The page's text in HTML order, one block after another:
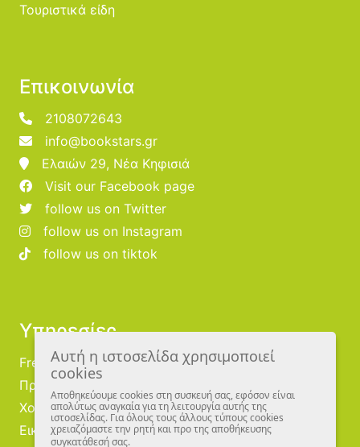
Τουριστικά είδη
Επικοινωνία
2108072643
info@bookstars.gr
Ελαιών 29, Νέα Κηφισιά
Visit our Facebook page
follow us on Twitter
follow us on Instagram
follow us on tiktok
Υπηρεσίες
Free Publishing
Προμηθευτές
Χονδρική
Εικονογράφοι
Αυτή η ιστοσελίδα χρησιμοποιεί
cookies
Αποθηκεύουμε cookies στη συσκευή σας, εφόσον είναι
απολύτως αναγκαία για τη λειτουργία αυτής της
ιστοσελίδας. Για όλους τους άλλους τύπους cookies
χρειαζόμαστε την ρητή και προ της αποθήκευσης
συγκατάθεσή σας.